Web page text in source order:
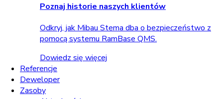
Poznaj historie naszych klientów
Odkryj, jak Mibau Stema dba o bezpieczeństwo z
pomocą systemu RamBase QMS.
Dowiedz się więcej
Referencje
Deweloper
Zasoby